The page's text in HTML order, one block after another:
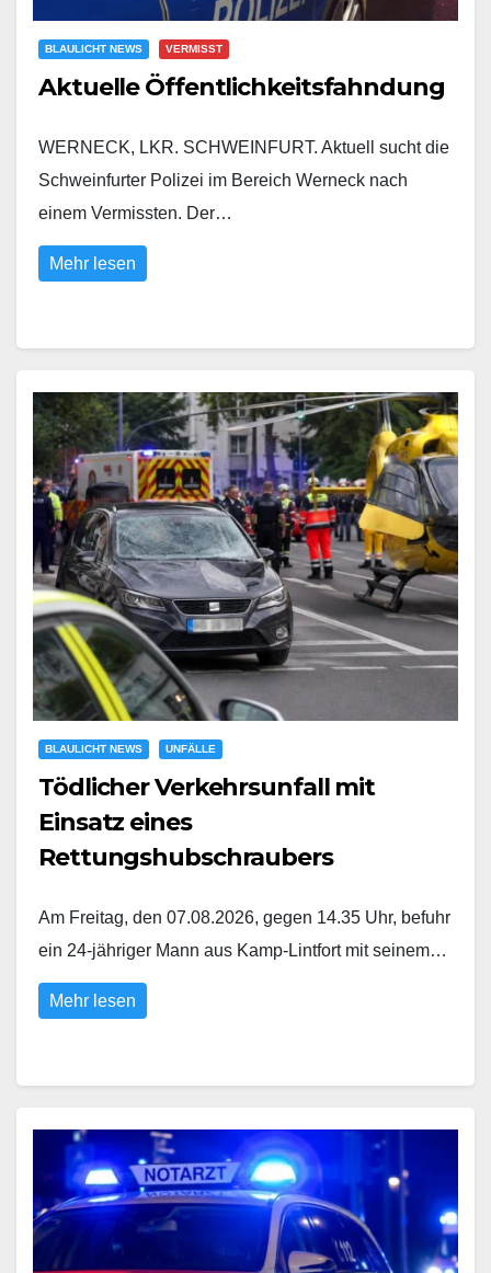
BLAULICHT NEWS VERMISST
Aktuelle Öffentlichkeitsfahndung
WERNECK, LKR. SCHWEINFURT. Aktuell sucht die
Schweinfurter Polizei im Bereich Werneck nach
einem Vermissten. Der…
Mehr lesen
BLAULICHT NEWS UNFÄLLE
Tödlicher Verkehrsunfall mit
Einsatz eines
Rettungshubschraubers
Am Freitag, den 07.08.2026, gegen 14.35 Uhr, befuhr
ein 24-jähriger Mann aus Kamp-Lintfort mit seinem…
Mehr lesen